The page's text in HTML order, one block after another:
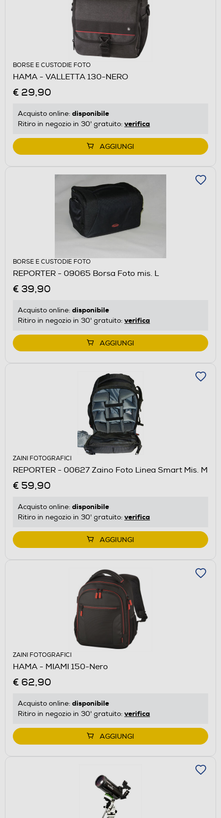
BORSE E CUSTODIE FOTO
HAMA - VALLETTA 130-NERO
€ 29,90
Acquisto online: disponibile
Ritiro in negozio in 30' gratuito: verifica
AGGIUNGI
BORSE E CUSTODIE FOTO
REPORTER - 09065 Borsa Foto mis. L
€ 39,90
Acquisto online: disponibile
Ritiro in negozio in 30' gratuito: verifica
AGGIUNGI
ZAINI FOTOGRAFICI
REPORTER - 00627 Zaino Foto Linea Smart Mis. M
€ 59,90
Acquisto online: disponibile
Ritiro in negozio in 30' gratuito: verifica
AGGIUNGI
ZAINI FOTOGRAFICI
HAMA - MIAMI 150-Nero
€ 62,90
Acquisto online: disponibile
Ritiro in negozio in 30' gratuito: verifica
AGGIUNGI